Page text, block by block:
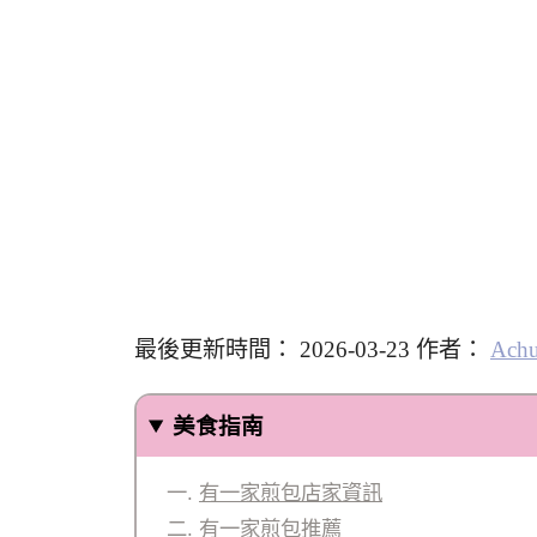
最後更新時間： 2026-03-23 作者：
美食指南
有一家煎包店家資訊
有一家煎包推薦